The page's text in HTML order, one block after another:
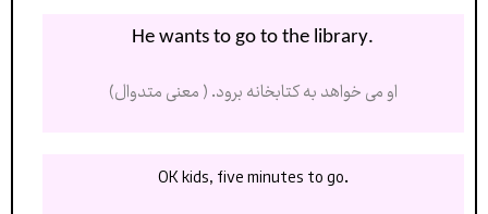
.He wants to go to the library
او می خواهد به کتابخانه برود. ( معنی متدوال)
.OK kids, five minutes to go